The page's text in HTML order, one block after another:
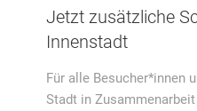
Jetzt zusätzliche
Innenstadt
Für alle Besucher*innen
Stadt in